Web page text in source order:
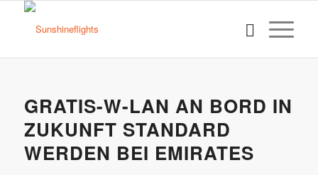
GRATIS-W-LAN AN BORD IN
ZUKUNFT STANDARD
WERDEN BEI EMIRATES